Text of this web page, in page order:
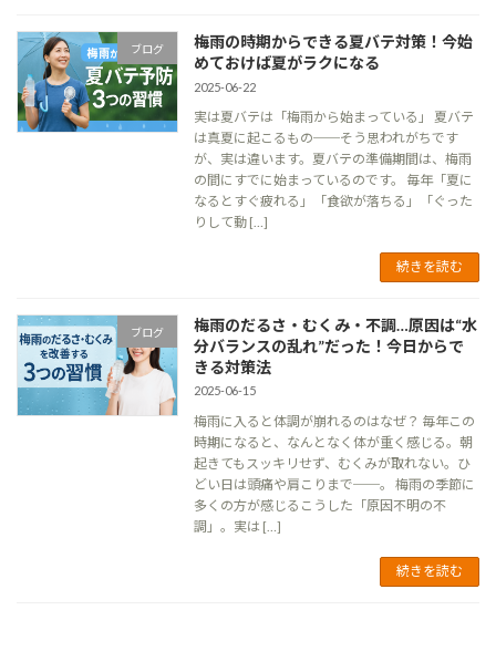
ブログ
梅雨の時期からできる夏バテ対策！今始
めておけば夏がラクになる
2025-06-22
実は夏バテは「梅雨から始まっている」 夏バテ
は真夏に起こるもの──そう思われがちです
が、実は違います。夏バテの準備期間は、梅雨
の間にすでに始まっているのです。 毎年「夏に
なるとすぐ疲れる」「食欲が落ちる」「ぐった
りして動 […]
続きを読む
ブログ
梅雨のだるさ・むくみ・不調…原因は“水
分バランスの乱れ”だった！今日からで
きる対策法
2025-06-15
梅雨に入ると体調が崩れるのはなぜ？ 毎年この
時期になると、なんとなく体が重く感じる。朝
起きてもスッキリせず、むくみが取れない。ひ
どい日は頭痛や肩こりまで──。 梅雨の季節に
多くの方が感じるこうした「原因不明の不
調」。実は […]
続きを読む